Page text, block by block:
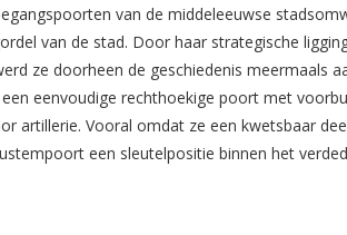
van de middeleeuwse
van de stad. Door haar strategische
ze doorheen de geschiedenis meermaals
eenvoudige rechthoekige poort met
artillerie. Vooral omdat ze een kwetsbaar
een sleutelpositie binnen het